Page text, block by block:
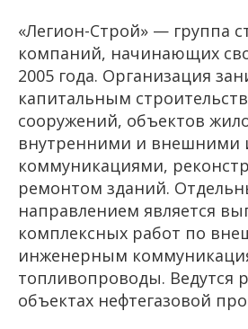
«Легион-Строй» — группа
компаний, начинающих
2005 года. Организация
капитальным
сооружений, объектов
внутренними и
коммуникациями,
ремонтом зданий.
направлением является
комплексных работ по
инженерным
топливопроводы. Ведутся
объектах нефтегазовой